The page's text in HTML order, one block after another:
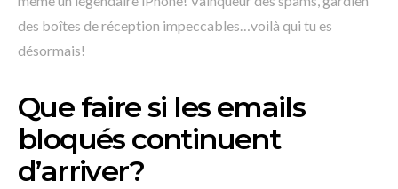
des boîtes de réception impeccables…voilà qui tu es
désormais!
Que faire si les emails
bloqués continuent
d’arriver?